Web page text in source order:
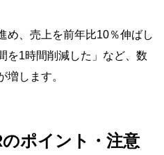
め、売上を前年比10％伸ばし
を1時間削減した」など、数
増します。
のポイント・注意